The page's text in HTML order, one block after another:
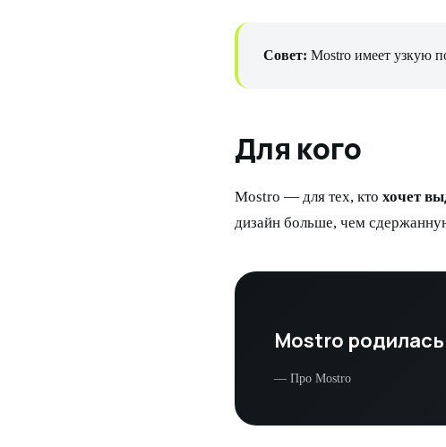
Совет: Mostro имеет узкую
Для кого
Mostro — для тех, кто хочет
дизайн больше, чем
Mostro родилась
— Про Mostro